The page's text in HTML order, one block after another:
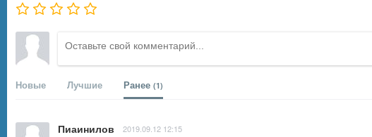
Новые Лучшие Ранее (1)
Пиаинилов 2019.09.12 12:15